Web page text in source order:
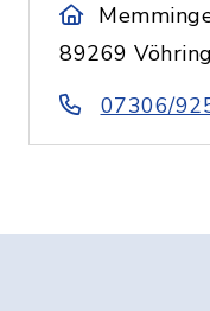
89269
07306/